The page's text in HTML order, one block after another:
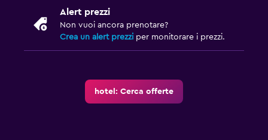
Alert prezzi
Non vuoi ancora prenotare?
Crea un alert prezzi per monitorare i prezzi.
hotel: Cerca offerte